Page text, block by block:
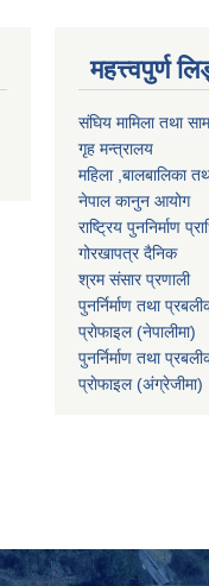
महत्त्वपुर्ण
संघिय मामिला तथा
गृह मन्त्रालय
महिला ,बालबालिका
नेपाल कानुन आयोग
राष्ट्रिय पुननिर्माण
गोरखापत्र दैनिक
श्रम संसार प्रणाली
पुनर्निर्माण तथा
प्राेफाइल (नेपालीमा)
पुनर्निर्माण तथा
प्राेफाइल(अंग्रेजीमा)